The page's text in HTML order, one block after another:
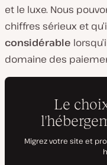
et le luxe. Nous
chiffres sérieux et
considérable
domaine des